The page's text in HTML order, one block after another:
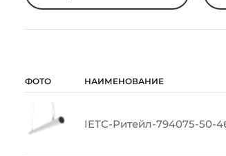
ФОТО НАИМЕНОВАНИЕ
IETC-Ритейл-794075-50-